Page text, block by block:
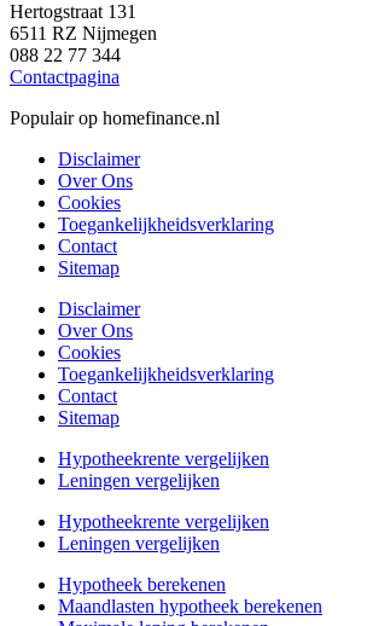
Hertogstraat 131
6511 RZ Nijmegen
088 22 77 344
Contactpagina
Populair op homefinance.nl
Disclaimer
Over Ons
Cookies
Toegankelijkheidsverklaring
Contact
Sitemap
Disclaimer
Over Ons
Cookies
Toegankelijkheidsverklaring
Contact
Sitemap
Hypotheekrente vergelijken
Leningen vergelijken
Hypotheekrente vergelijken
Leningen vergelijken
Hypotheek berekenen
Maandlasten hypotheek berekenen